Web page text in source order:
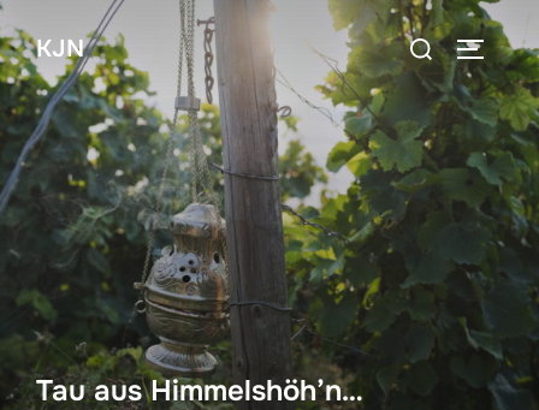
Zum
Inhalt
springen
KJN
Suchen
nach:
Tau aus Himmelshöh’n…